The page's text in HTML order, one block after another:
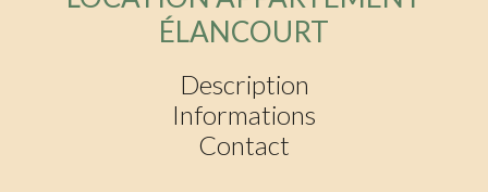
ÉLANCOURT
Description
Informations
Contact